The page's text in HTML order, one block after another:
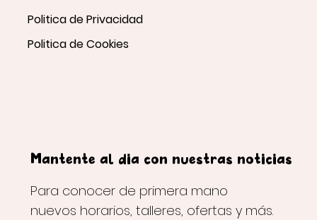
Politica de Privacidad
Politica de Cookies
Mantente al día con nuestras noticias
Para conocer de primera mano
nuevos horarios, talleres, ofertas y más.